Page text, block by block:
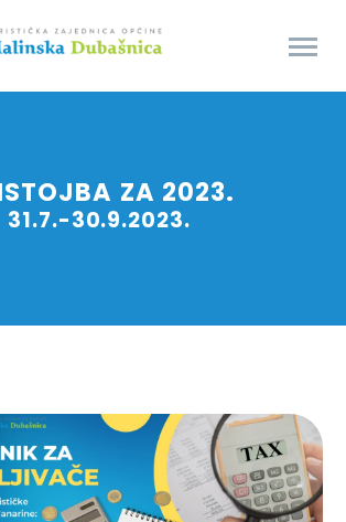
ZA 2023.
31.7.-30.9.2023.